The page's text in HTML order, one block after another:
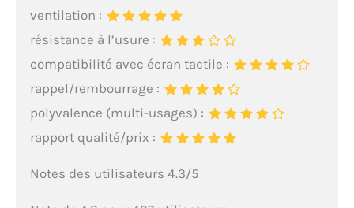
ventilation :
résistance à l’usure :
compatibilité avec écran tactile :
rappel/rembourrage :
polyvalence (multi-usages) :
rapport qualité/prix :
Notes des utilisateurs 4.3/5